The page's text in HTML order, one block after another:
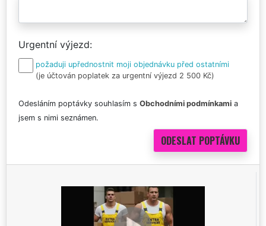
Urgentní výjezd
požaduji upřednostnit moji objednávku před ostatními
(je účtován poplatek za urgentní výjezd 2 500 Kč)
Odesláním poptávky souhlasím s Obchodními podmínkami a
jsem s nimi seznámen.